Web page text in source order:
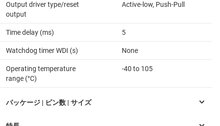
Output driver type/reset
output
Active-low, Push-Pull
Time delay (ms) 5
Watchdog timer WDI (s) None
Operating temperature
range (°C)
-40 to 105